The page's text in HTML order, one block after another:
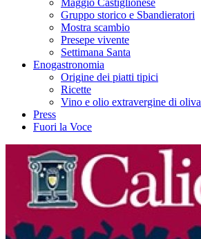
Gruppo storico e Sbandieratori
Mostra scambio
Presepe vivente
Settimana Santa
Enogastronomia
Origine dei piatti tipici
Ricette
Vino e olio extravergine di oliva
Press
Fuori la Voce